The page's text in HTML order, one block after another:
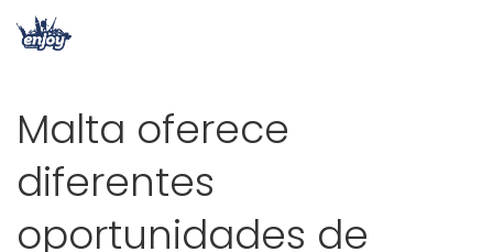
Malta oferece
diferentes
oportunidades de